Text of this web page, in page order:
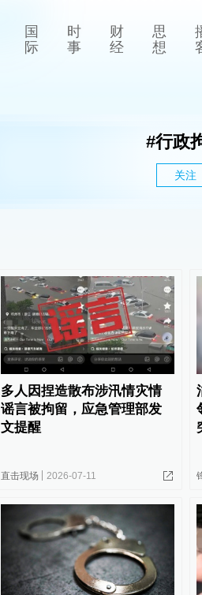
国
际
时
事
财
经
思
想
#行政
关注
多人因捏造散布涉汛情灾情
谣言被拘留，应急管理部发
文提醒
直击现场 2026-07-11